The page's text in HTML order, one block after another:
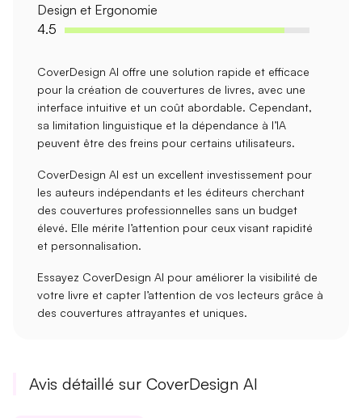
Design et Ergonomie
4.5
CoverDesign AI offre une solution rapide et efficace
pour la création de couvertures de livres, avec une
interface intuitive et un coût abordable. Cependant,
sa limitation linguistique et la dépendance à l’IA
peuvent être des freins pour certains utilisateurs.
CoverDesign AI est un excellent investissement pour
les auteurs indépendants et les éditeurs cherchant
des couvertures professionnelles sans un budget
élevé. Elle mérite l’attention pour ceux visant rapidité
et personnalisation.
Essayez CoverDesign AI pour améliorer lavisibilité de
votre livre et capter l’attention de vos lecteurs grâce à
des couvertures attrayantes et uniques.
Avis détaillé sur CoverDesign AI